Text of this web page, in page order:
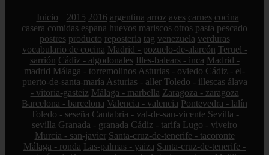
Inicio 2015 2016 argentina arroz aves carnes cocina
casera comidas espana huevos mariscos otros pasta pescado
postres producto reposteria tag venezuela verduras
vocabulario de cocina Madrid - pozuelo-de-alarcón Teruel -
sarrión Cádiz - algodonales Illes-balears - inca Madrid -
madrid Málaga - torremolinos Asturias - oviedo Cádiz - el-
puerto-de-santa-maría Asturias - aller Toledo - illescas álava
- vitoria-gasteiz Málaga - marbella Zaragoza - zaragoza
Barcelona - barcelona Valencia - valencia Pontevedra - lalín
Toledo - seseña Cantabria - val-de-san-vicente Sevilla -
sevilla Granada - granada Cádiz - tarifa Lugo - viveiro
Murcia - san-javier Santa-cruz-de-tenerife - tacoronte
Málaga - ronda Las-palmas - yaiza Santa-cruz-de-tenerife -